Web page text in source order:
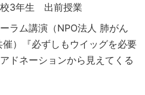
校3年生 出前授業
ラム講演（NPO法人 肺がん
）『必ずしもウイッグを必要
ドネーションから見えてくる